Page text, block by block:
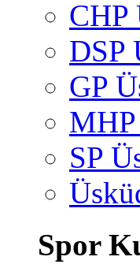
CHP
DSP
GP
SP
Spor